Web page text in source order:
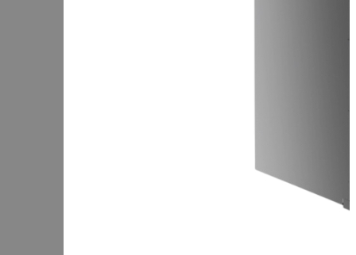
Универсальная термокамера